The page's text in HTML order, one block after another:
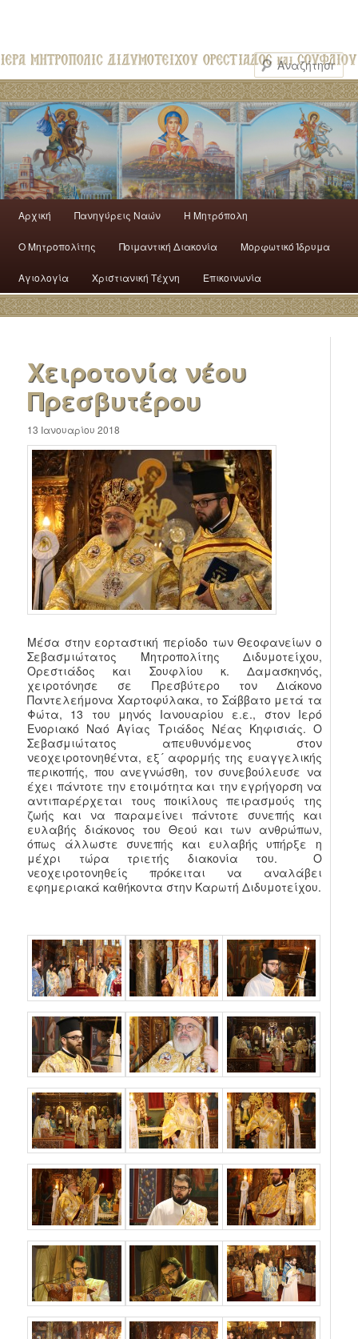
Αρχική Πανηγύρεις Ναών H Mητρόπολη
Ο Mητροπολίτης Ποιμαντική Διακονία Μορφωτικό Ίδρυμα
Αγιολογία Χριστιανική Τέχνη Επικοινωνία
Χειροτονία νέου
Πρεσβυτέρου
13 Ιανουαρίου 2018
Μέσα στην εορταστική περίοδο των Θεοφανείων ο
Σεβασμιώτατος Μητροπολίτης Διδυμοτείχου,
Ορεστιάδος και Σουφλίου κ. Δαμασκηνός,
χειροτόνησε σε Πρεσβύτερο τον Διάκονο
Παντελεήμονα Χαρτοφύλακα, το Σάββατο μετά τα
Φώτα, 13 του μηνός Ιανουαρίου ε.ε., στον Ιερό
Ενοριακό Ναό Αγίας Τριάδος Νέας Κηφισιάς. Ο
Σεβασμιώτατος απευθυνόμενος στον
νεοχειροτονηθέντα, εξ´ αφορμής της ευαγγελικής
περικοπής, που ανεγνώσθη, τον συνεβούλευσε να
έχει πάντοτε την ετοιμότητα και την εγρήγορση να
αντιπαρέρχεται τους ποικίλους πειρασμούς της
ζωής και να παραμείνει πάντοτε συνεπής και
ευλαβής διάκονος του Θεού και των ανθρώπων,
όπως άλλωστε συνεπής και ευλαβής υπήρξε η
μέχρι τώρα τριετής διακονία του. Ο
νεοχειροτονηθείς πρόκειται να αναλάβει
εφημεριακά καθήκοντα στην Καρωτή Διδυμοτείχου.